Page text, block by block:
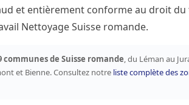
et entièrement conforme au droit du
Nettoyage Suisse romande.
communes de Suisse romande, du Léman au
et Bienne. Consultez notre liste complète des